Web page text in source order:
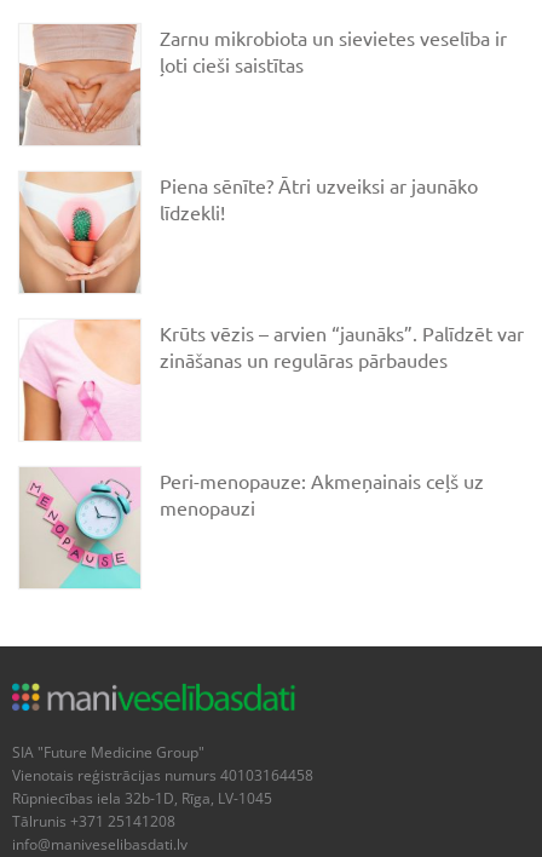
Zarnu mikrobiota un sievietes veselība ir
ļoti cieši saistītas
Piena sēnīte? Ātri uzveiksi ar jaunāko
līdzekli!
Krūts vēzis – arvien “jaunāks”. Palīdzēt var
zināšanas un regulāras pārbaudes
Peri-menopauze: Akmeņainais ceļš uz
menopauzi
SIA "Future Medicine Group"
Vienotais reģistrācijas numurs 40103164458
Rūpniecības iela 32b-1D, Rīga, LV-1045
Tālrunis +371 25141208
info@maniveselibasdati.lv